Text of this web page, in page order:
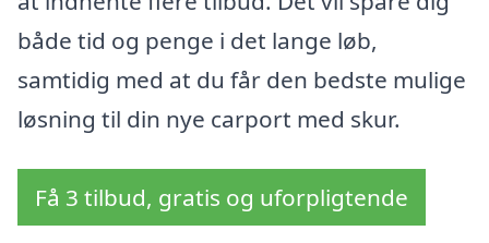
både tid og penge i det lange løb,
samtidig med at du får den bedste mulige
løsning til din nye carport med skur.
Få 3 tilbud, gratis og uforpligtende